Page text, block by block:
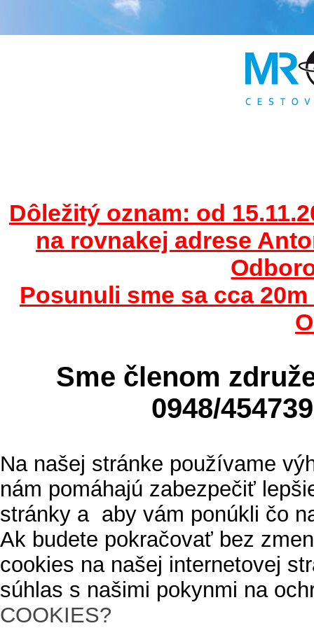
Dôležitý oznam: od
na rovnakej adrese
Posunuli sme sa cca
Sme členom
0948/
Na našej stránke používame
nám pomáhajú zabezpečiť
stránky a aby vám ponúkli čo
Ak budete pokračovať bez
cookies na našej internetovej
súhlas s našimi pokynmi na
COOKIES?